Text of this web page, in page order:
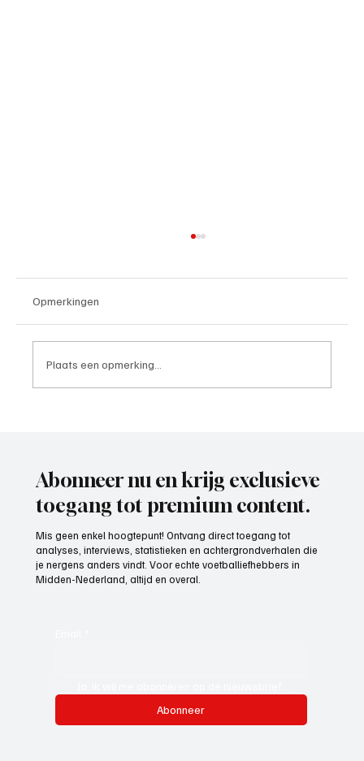
Opmerkingen
Plaats een opmerking...
Abonneer nu en krijg exclusieve
toegang tot premium content.
Mis geen enkel hoogtepunt! Ontvang direct toegang tot
analyses, interviews, statistieken en achtergrondverhalen die
je nergens anders vindt. Voor echte voetballiefhebbers in
Midden-Nederland, altijd en overal.
Abonneer